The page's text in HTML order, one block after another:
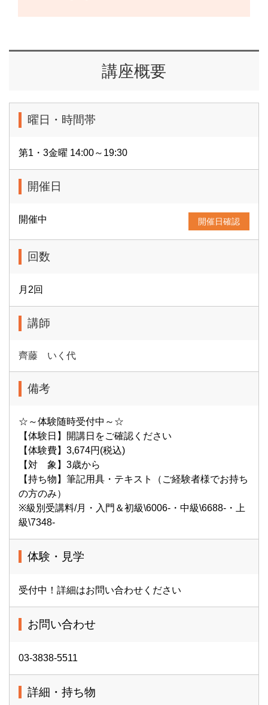
講座概要
曜日・時間帯
第1・3金曜 14:00～19:30
開催日
開催中 開催日確認
回数
月2回
講師
齊藤 いく代
備考
☆～体験随時受付中～☆
【体験日】開講日をご確認ください
【体験費】3,674円(税込)
【対 象】3歳から
【持ち物】筆記用具・テキスト（ご経験者様でお持ち
の方のみ）
※級別受講料/月・入門＆初級\6006-・中級\6688-・上
級\7348-
体験・見学
受付中！詳細はお問い合わせください
お問い合わせ
03-3838-5511
詳細・持ち物